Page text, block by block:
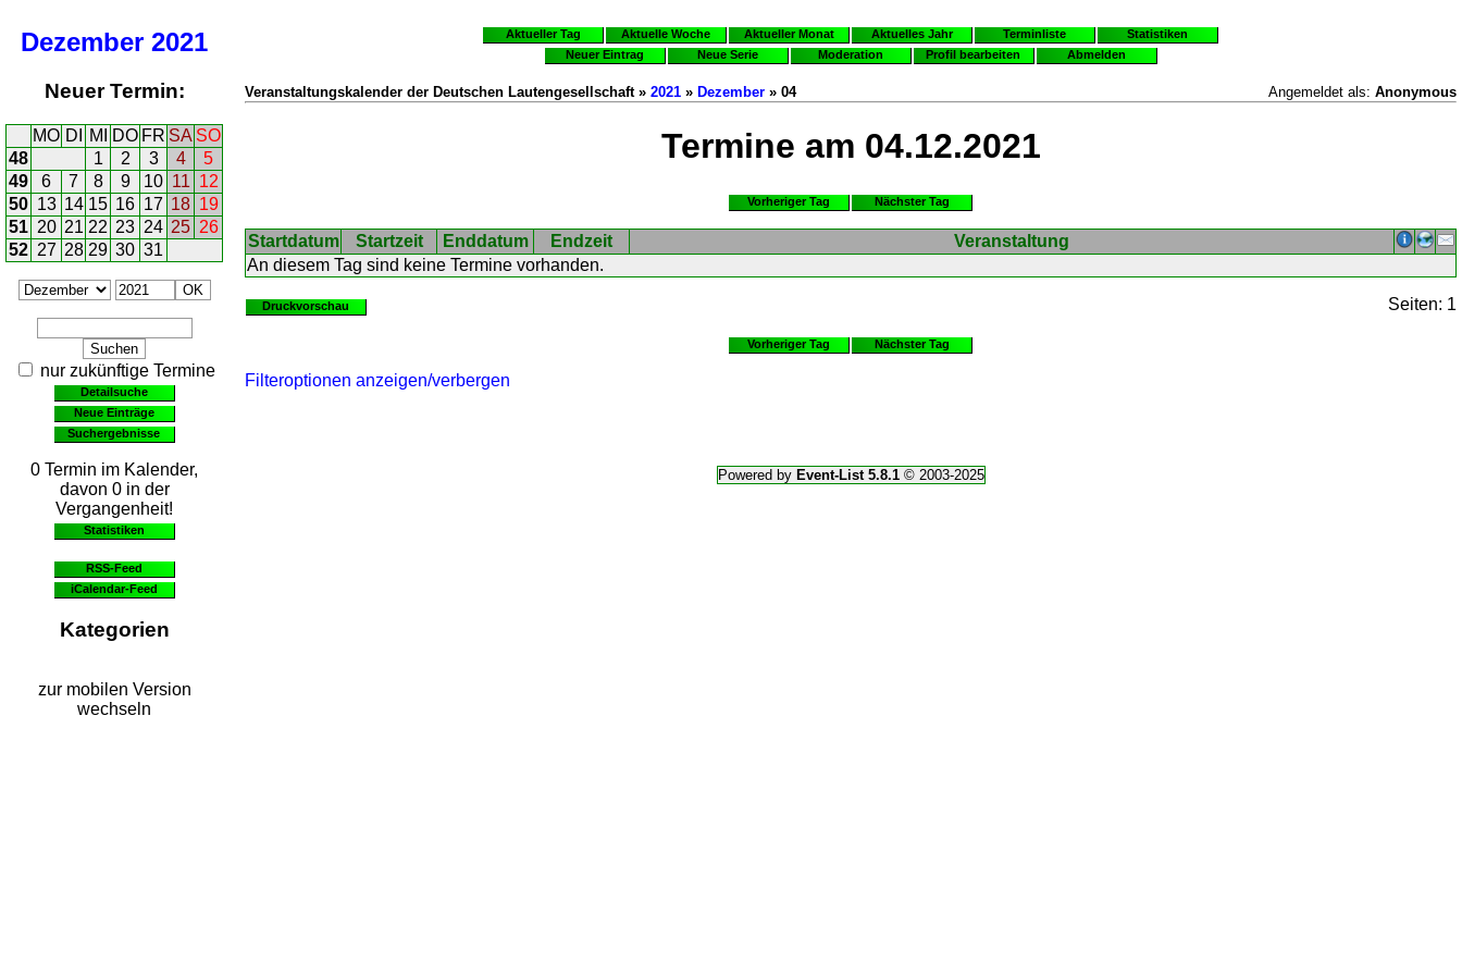
Dezember 2021
Neuer Termin:
MO DI MI DO FR SA SO
48
1 2 3 4
5
49
6 7 8 9 10 11 12
50 13 14 15 16 17 18 19
51 20 21 22 23 24 25 26
52 27 28 29 30 31
nur zukünftige Termine
Detailsuche
Neue Einträge
Suchergebnisse
0 Termin im Kalender,
davon 0 in der
Vergangenheit!
Statistiken
RSS-Feed
iCalendar-Feed
Kategorien
zur mobilen Version
wechseln
Aktueller Tag Aktuelle Woche Aktueller Monat Aktuelles Jahr Terminliste
Statistiken
Neuer Eintrag
Neue Serie Moderation Profil bearbeiten Abmelden
Veranstaltungskalender der Deutschen Lautengesellschaft » 2021 » Dezember » 04 Angemeldet als: Anonymous
Termine am 04.12.2021
Vorheriger Tag Nächster Tag
Startdatum Startzeit Enddatum Endzeit
Veranstaltung
An diesem Tag sind keine Termine vorhanden.
Druckvorschau Seiten: 1
Vorheriger Tag Nächster Tag
Filteroptionen anzeigen/verbergen
Powered by Event-List 5.8.1© 2003-2025